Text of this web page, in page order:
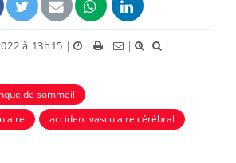
à 13h15 | | | |
|
de sommeil
accident vasculaire cérébral